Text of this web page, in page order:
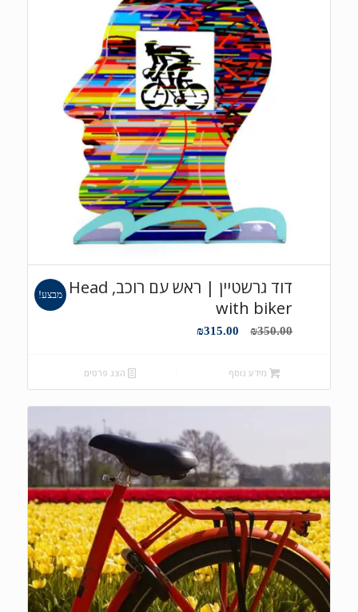
דוד גרשטיין | ראש עם רוכב, Head
with biker
₪350.00
המחיר
₪315.00 המחיר
מבצע!
מידע נוסף הצג פרטים